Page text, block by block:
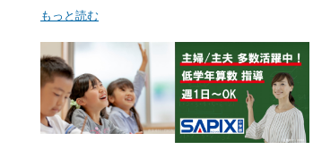
もっと読む